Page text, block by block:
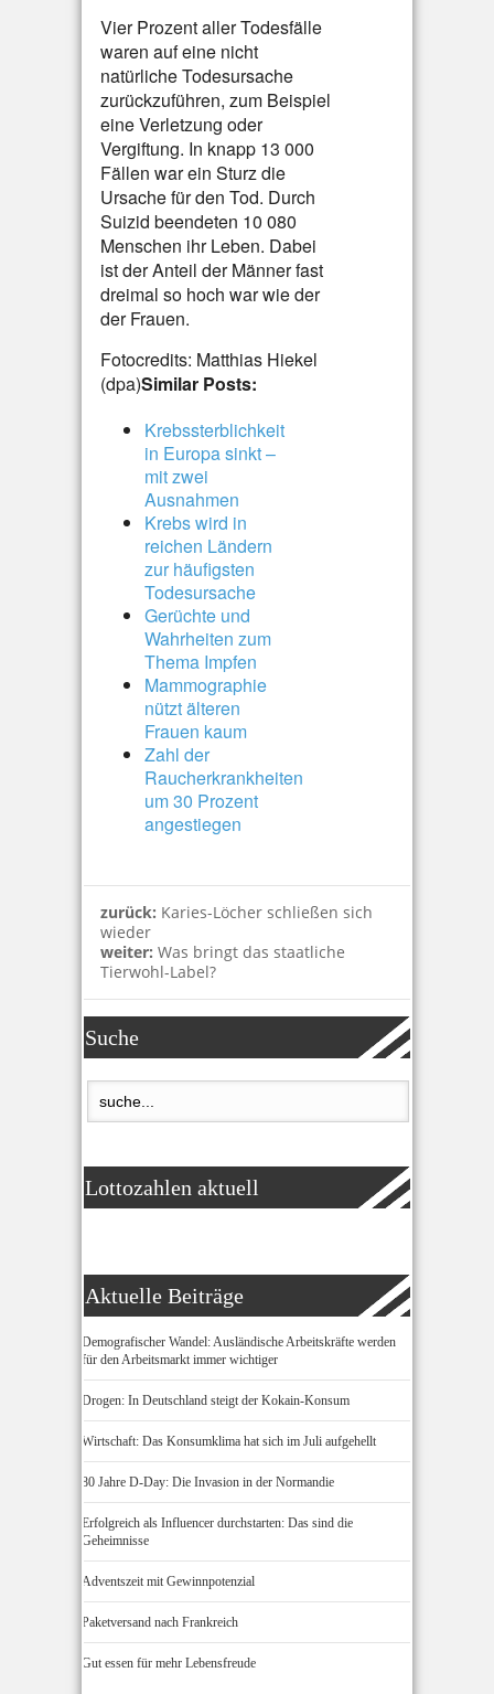
Vier Prozent aller Todesfälle
waren auf eine nicht
natürliche Todesursache
zurückzuführen, zum Beispiel
eine Verletzung oder
Vergiftung. In knapp 13 000
Fällen war ein Sturz die
Ursache für den Tod. Durch
Suizid beendeten 10 080
Menschen ihr Leben. Dabei
ist der Anteil der Männer fast
dreimal so hoch war wie der
der Frauen.
Fotocredits: Matthias Hiekel
(dpa)Similar Posts:
Krebssterblichkeit
in Europa sinkt –
mit zwei
Ausnahmen
Krebs wird in
reichen Ländern
zur häufigsten
Todesursache
Gerüchte und
Wahrheiten zum
Thema Impfen
Mammographie
nützt älteren
Frauen kaum
Zahl der
Raucherkrankheiten
um 30 Prozent
angestiegen
zurück: Karies-Löcher schließen sich
wieder
weiter: Was bringt das staatliche
Tierwohl-Label?
Suche
Lottozahlen aktuell
Aktuelle Beiträge
Demografischer Wandel: Ausländische Arbeitskräfte werden
für den Arbeitsmarkt immer wichtiger
Drogen: In Deutschland steigt der Kokain-Konsum
Wirtschaft: Das Konsumklima hat sich im Juli aufgehellt
80 Jahre D-Day: Die Invasion in der Normandie
Erfolgreich als Influencer durchstarten: Das sind die
Geheimnisse
Adventszeit mit Gewinnpotenzial
Paketversand nach Frankreich
Gut essen für mehr Lebensfreude